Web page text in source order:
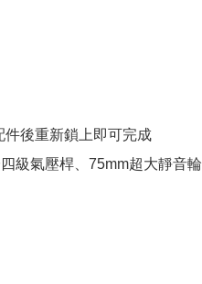
後重新鎖上即可完成
級氣壓桿、75mm超大靜音輪